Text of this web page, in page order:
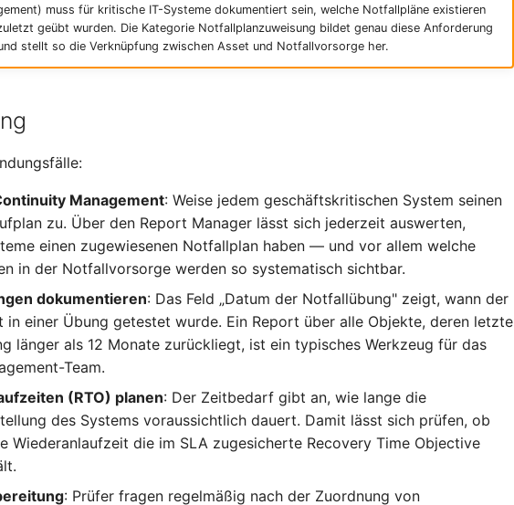
muss für kritische IT-Systeme dokumentiert sein, welche Notfallpläne existieren
geübt wurden. Die Kategorie Notfallplanzuweisung bildet genau diese Anforderung
stellt so die Verknüpfung zwischen Asset und Notfallvorsorge her.
Management: Weise jedem geschäftskritischen System seinen
zu. Über den Report Manager lässt sich jederzeit auswerten,
einen zugewiesenen Notfallplan haben — und vor allem welche
in der Notfallvorsorge werden so systematisch sichtbar.
dokumentieren: Das Feld „Datum der Notfallübung" zeigt, wann der
in einer Übung getestet wurde. Ein Report über alle Objekte, deren letzte
länger als 12 Monate zurückliegt, ist ein typisches Werkzeug für das
Team.
(RTO) planen: Der Zeitbedarf gibt an, wie lange die
des Systems voraussichtlich dauert. Damit lässt sich prüfen, ob
Wiederanlaufzeit die im SLA zugesicherte Recovery Time Objective
: Prüfer fragen regelmäßig nach der Zuordnung von